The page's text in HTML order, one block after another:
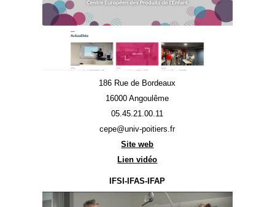
186 Rue de Bordeaux
16000 Angoulême
05.45.21.00.11
cepe@univ-poitiers.fr
Site web
Lien vidéo
IFSI-IFAS-IFAP